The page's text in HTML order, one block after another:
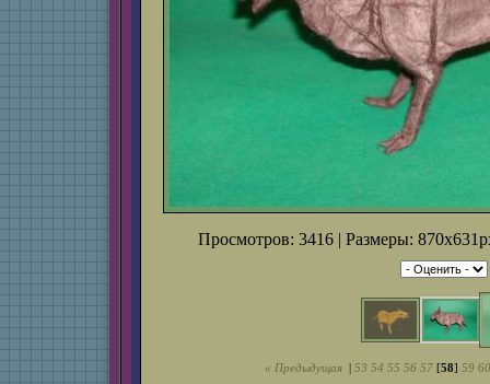
Просмотров: 3416 | Размеры:
« Предыдущая 53 54 55 56 57 [58] 59 60